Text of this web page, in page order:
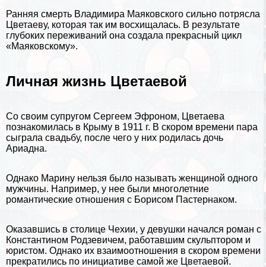
Ранняя cмepть Владимира Маяковского сильно потрясла
Цветаеву, которая так им восхищалась. В результате
глубоких переживаний она создала прекрасный цикл
«Маяковскому».
Личная жизнь Цветаевой
Со своим супругом Сергеем Эфроном, Цветаева
познакомилась в Крыму в 1911 г. В скором времени пара
сыграла свадьбу, после чего у них родилась дочь
Ариадна.
Однако Марину нельзя было называть женщиной одного
мужчины. Например, у нее были многолетние
романтические отношения с Борисом Пастернаком.
Оказавшись в столице Чехии, у дeвyшки начался роман с
Константином Родзевичем, работавшим скульптором и
юристом. Однако их взаимоотношения в скором времени
прекратились по инициативе самой же Цветаевой.